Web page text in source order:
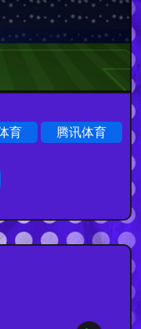
育 腾讯体育